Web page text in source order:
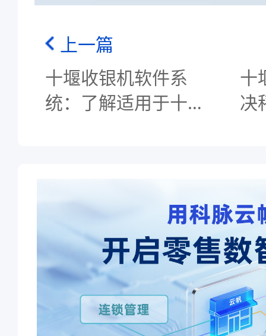
上一篇
十堰收银机软件系
统：了解适用于十堰
十
决